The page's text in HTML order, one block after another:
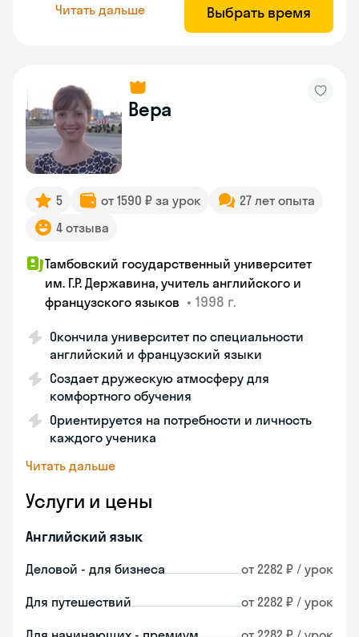
Читать дальше Выбрать время
Вера
5 от 1590 ₽ за урок
27 лет опыта
4 отзыва
Тамбовский государственный университет
им. Г.Р. Державина, учитель английского и
французского языков • 1998 г.
Окончила университет по специальности
английский и французский языки
Создает дружескую атмосферу для
комфортного обучения
Ориентируется на потребности и личность
каждого ученика
Читать дальше
Услуги и цены
Английский язык
Деловой - для бизнеса от 2282 ₽ / урок
Для путешествий от 2282 ₽ / урок